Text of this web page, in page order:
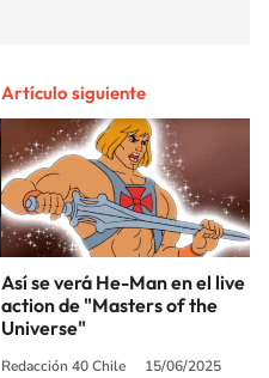
Artículo siguiente
Así se verá He-Man en el live
action de "Masters of the
Universe"
Redacción 40 Chile 15/06/2025